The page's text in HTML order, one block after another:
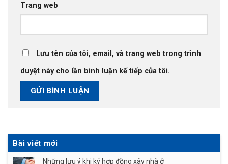
Trang web
Lưu tên của tôi, email, và trang web trong trình
duyệt này cho lần bình luận kế tiếp của tôi.
Bài viết mới
Những lưu ý khi ký hợp đồng xây nhà ở